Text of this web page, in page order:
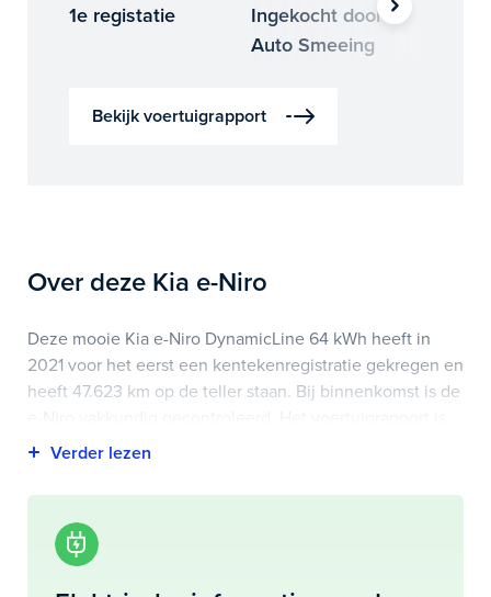
1e registatie
Ingekocht door
Auto Smeeing
Bekijk voertuigrapport
Over deze Kia e-Niro
Deze mooie Kia e-Niro DynamicLine 64 kWh heeft in
2021 voor het eerst een kentekenregistratie gekregen en
heeft 47.623 km op de teller staan. Bij binnenkomst is de
op deze pagina bij onderhoud en historie te
Highlights van deze Kia zijn onder andere apple
carplay/android auto, electronic climate controle,